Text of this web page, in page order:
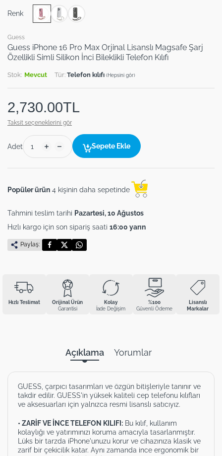
Guess
Guess iPhone 16 Pro Max Orjinal Lisanslı Magsafe Şarj
Özellikli Simli Silikon İnci Bileklikli Telefon Kılıfı
Stok: Mevcut Tür: Telefon kılıfı (Hepsini gör)
2,730.00TL
Taksit seçeneklerini gör
Renk
Adet Sepete Ekle
Popüler ürün 4 kişinin daha sepetinde
Tahmini teslim tarihi Pazartesi, 10 Ağustos
Hızlı kargo için son sipariş saati 16:00 yarın
Paylaş:
Hızlı Teslimat
Orijinal Ürün
Garantisi
Kolay
İade Değişim
%100
Güvenli Ödeme
Lisanslı
Markalar
Açıklama Yorumlar
GUESS, çarpıcı tasarımları ve özgün bitişleriyle tanınır ve
takdir edilir. GUESS'in yüksek kaliteli cep telefonu kılıfları
ve aksesuarları için yalnızca resmi lisanslı satıcıyız.
• ZARİF VE İNCE TELEFON KILIFI: Bu kılıf, kullanım
kolaylığı ve yatırımınızı koruma amacıyla tasarlanmıştır.
Lüks bir tarzda iPhone'unuzu korur ve cihazınıza klasik ve
zarif bir çekicilik katar. Aynı zamanda ince ergonomik bir